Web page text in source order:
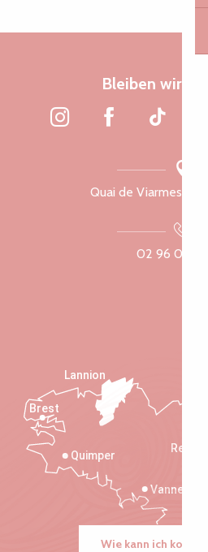
Bleiben wir
Quai de Viarmes,
02 96 05 60
Rennes
Vannes
Quimper
Lannion
Brest
Wie kann ich